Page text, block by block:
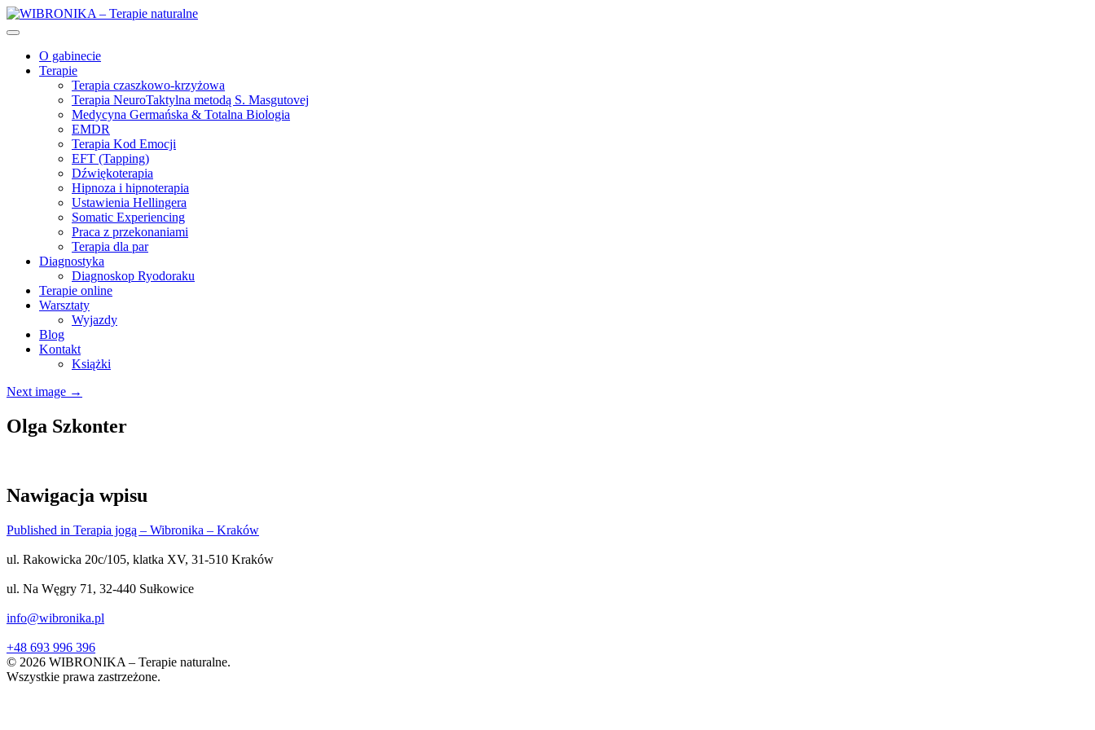
O gabinecie
Terapie
Terapia czaszkowo-krzyżowa
Terapia NeuroTaktylna metodą S. Masgutovej
Medycyna Germańska & Totalna Biologia
EMDR
Terapia Kod Emocji
EFT (Tapping)
Dźwiękoterapia
Hipnoza i hipnoterapia
Ustawienia Hellingera
Somatic Experiencing
Praca z przekonaniami
Terapia dla par
Diagnostyka
Diagnoskop Ryodoraku
Terapie online
Warsztaty
Wyjazdy
Blog
Kontakt
Książki
Next image →
Olga Szkonter
Nawigacja wpisu
Published in Terapia jogą – Wibronika – Kraków
ul. Rakowicka 20c/105, klatka XV, 31-510 Kraków
ul. Na Węgry 71, 32-440 Sułkowice
info@wibronika.pl
+48 693 996 396
© 2026 WIBRONIKA – Terapie naturalne.
Wszystkie prawa zastrzeżone.